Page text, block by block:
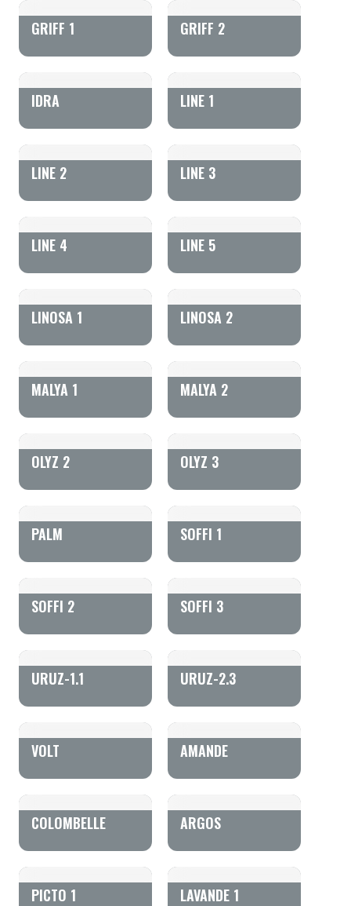
GRIFF 1 GRIFF 2
IDRA LINE 1
LINE 2 LINE 3
LINE 4 LINE 5
LINOSA 1 LINOSA 2
MALYA 1 MALYA 2
OLYZ 2 OLYZ 3
PALM SOFFI 1
SOFFI 2 SOFFI 3
URUZ-1.1 URUZ-2.3
VOLT AMANDE
COLOMBELLE ARGOS
PICTO 1 LAVANDE 1